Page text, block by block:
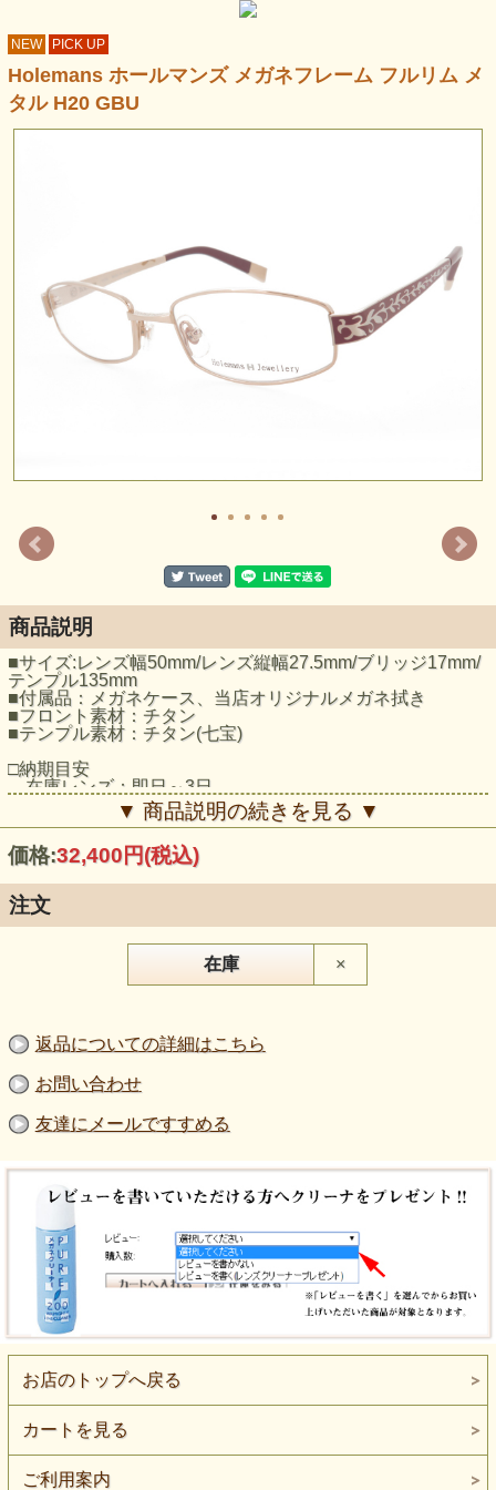
NEW PICK UP
Holemans ホールマンズ メガネフレーム フルリム メ
タル H20 GBU
商品説明
■サイズ:レンズ幅50mm/レンズ縦幅27.5mm/ブリッジ17mm/
テンプル135mm
■付属品：メガネケース、当店オリジナルメガネ拭き
■フロント素材：チタン
■テンプル素材：チタン(七宝)
□納期目安
在庫レンズ：即日～3日
特注レンズ：7日～10日
□レンズ度数について
注文後レンズ度数についてメールをお送りします、フィル
でご注文後1日経っても「レンズ度数について」のメールが
届かない場合はメールの設定をご確認いただき再度ご連絡く
ださい。
☆こちらの商品は下記のレンズが無料で選べます☆
【度付レンズ・屈折率1.74非球面】
共通スペック：UVカット、反射防止(マルチコート)、
低度数の方、遠視や老眼鏡はレンズの強度面から屈折
率1.70非球面がお勧めです。
※度数によってはご希望のレンズに添えない場合もご
ざいます、その際は製作可能なレンズをご案内いたし
【デモレンズ】
メーカー出荷時に型崩れ防止の為に入れているレンズ
です、レンズにブランドロゴやサイズなどが印刷され
ているのでそのままメガネとしてかけることはできま
せん。
※後ほどレンズを入れ替え予定の方向き
【度無し・伊達メガネレンズ】
度無しでＵＶカット付マルチコートレンズをお入れ致
します、マルチコートが付いているので透明度も高く
長時間かけていても疲れにくくなっています。
達メガネレンズです、青色光をカットするので若干黄
【bui/ビュイ・度無しレンズ】
▼ 商品説明の続きを見る ▼
価格:32,400円(税込)
注文
在庫 ×
返品についての詳細はこちら
お問い合わせ
友達にメールですすめる
お店のトップへ戻る
カートを見る
ご利用案内